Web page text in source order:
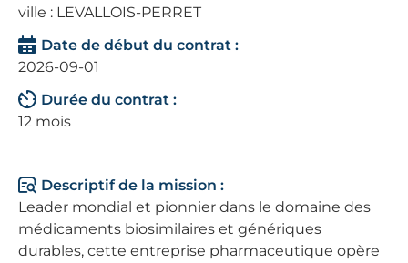
ville : LEVALLOIS-PERRET
Date de début du contrat :
2026-09-01
Durée du contrat :
12 mois
Descriptif de la mission :
Leader mondial et pionnier dans le domaine des
médicaments biosimilaires et génériques
durables, cette entreprise pharmaceutique opère